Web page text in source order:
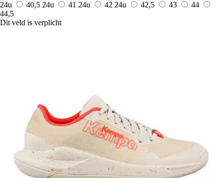
24u
40,5 24u 41 24u 42 24u 42,5 43
44
44,5
Dit veld is verplicht